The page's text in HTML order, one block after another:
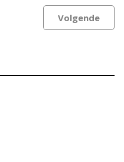
Volgende